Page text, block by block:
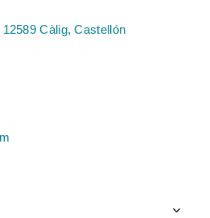
Càlig, Castellón